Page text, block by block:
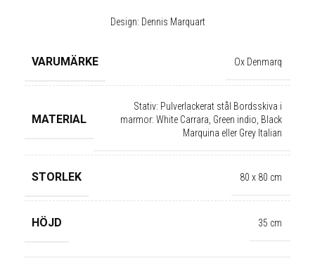
Design: Dennis Marquart
VARUMÄRKE Ox Denmarq
MATERIAL
Stativ: Pulverlackerat stål Bordsskiva i
marmor: White Carrara, Green indio, Black
Marquina eller Grey Italian
STORLEK 80 x 80 cm
HÖJD 35 cm